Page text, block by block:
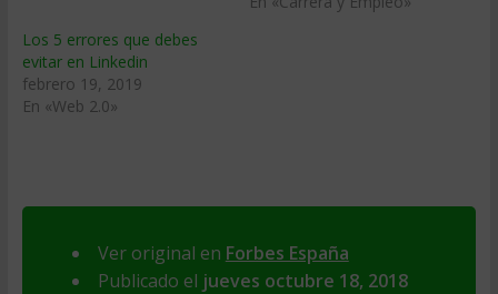
Los 5 errores que debes
evitar en Linkedin
febrero 19, 2019
En «Web 2.0»
Ver original en Forbes España
Publicado el jueves octubre 18, 2018